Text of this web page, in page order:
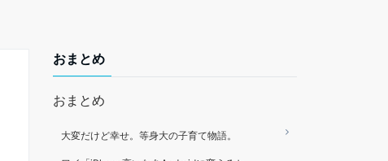
おまとめ
おまとめ
大変だけど幸せ。等身大の子育て物語。